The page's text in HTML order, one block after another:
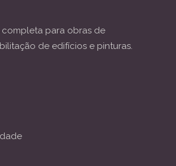
completa para obras de
de edifícios e pinturas.